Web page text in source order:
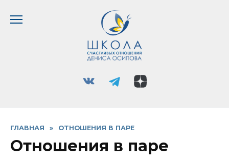
ГЛАВНАЯ » ОТНОШЕНИЯ В ПАРЕ
Отношения в паре